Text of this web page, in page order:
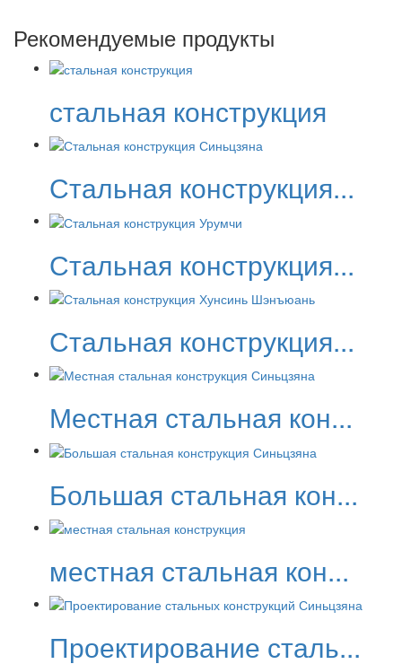
Рекомендуемые продукты
стальная конструкция
Стальная конструкция...
Стальная конструкция...
Стальная конструкция...
Местная стальная кон...
Большая стальная кон...
местная стальная кон...
Проектирование сталь...